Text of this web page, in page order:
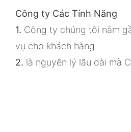
Công ty Các Tính Năng
1. Công ty chúng tôi nằm
vụ cho khách hàng.
2. là nguyên lý lâu dài mà